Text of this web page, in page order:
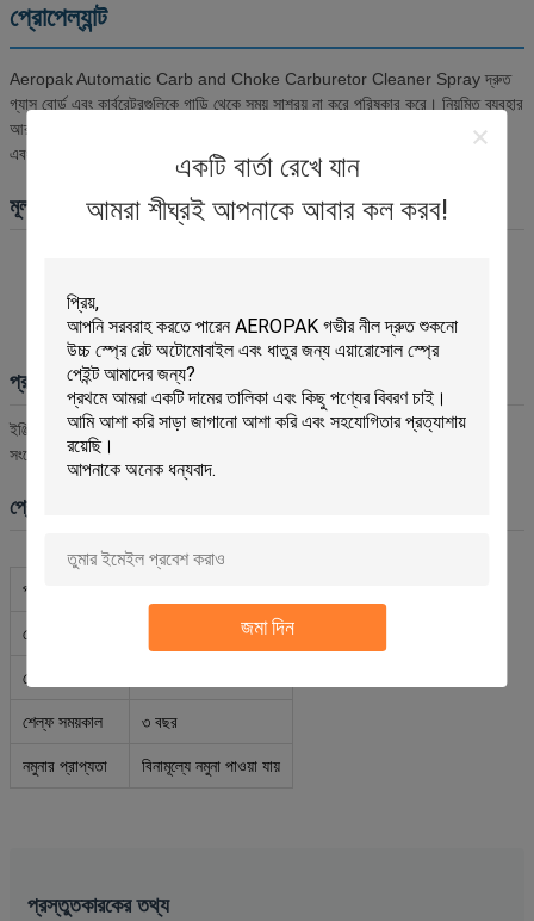
একটি বার্তা রেখে যান
আমরা শীঘ্রই আপনাকে আবার কল করব!
জমা দিন
প্রোপেল্যান্ট
Aeropak Automatic Carb and Choke Carburetor Cleaner Spray দ্রুত
গ্যাস বোর্ড এবং কার্বুরেটরগুলিকে গাড়ি থেকে সময় সাশ্রয় না করে পরিষ্কার করে। নিয়মিত ব্যবহার
আরও মসৃণ,কার্যকরভাবে গ্রীস অপসারণ করে সমস্যা মুক্ত কর্মক্ষমতা, ময়লা, গাম, ভার্নিশ, জমা
এবং কার্বন জমা, জ্বলন দক্ষতা বৃদ্ধি, জ্বালানী সঞ্চয়, এবং দূষণ হ্রাস।
মূল বৈশিষ্ট্য
কার্যকরভাবে কার্বন জমাট বাঁধে
ল্যাক এবং গাম জমাট বাঁধতে পারে
প্রস্তুতির নির্দেশাবলী
ইঞ্জিনকে স্বাভাবিক অপারেটিং তাপমাত্রায় চালান, বায়ু পরিষ্কারকারী সরান, এবং বৈদ্যুতিক
সংযোগগুলিতে স্প্রে করা এড়িয়ে চলুন।
প্রোডাক্ট স্পেসিফিকেশন
পণ্যের নাম
নেট ওজন
মোট ওজন
শেল্ফ সময়কাল ৩ বছর
নমুনার প্রাপ্যতা বিনামূল্যে নমুনা পাওয়া যায়
প্রস্তুতকারকের তথ্য